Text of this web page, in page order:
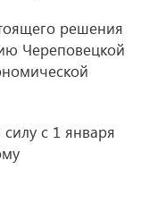
решения
Череповецкой
с 1 января